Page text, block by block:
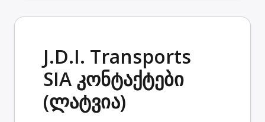
J.D.I. Transports
SIA კონტაქტები
(ლატვია)